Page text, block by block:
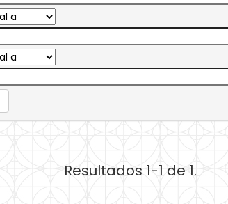
Resultados 1-1 de 1.